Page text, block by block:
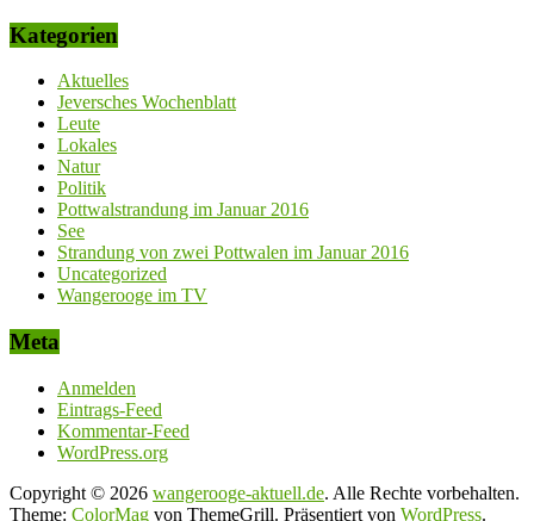
Kategorien
Aktuelles
Jeversches Wochenblatt
Leute
Lokales
Natur
Politik
Pottwalstrandung im Januar 2016
See
Strandung von zwei Pottwalen im Januar 2016
Uncategorized
Wangerooge im TV
Meta
Anmelden
Eintrags-Feed
Kommentar-Feed
WordPress.org
Copyright © 2026 wangerooge-aktuell.de. Alle Rechte vorbehalten.
Theme: ColorMag von ThemeGrill. Präsentiert von WordPress.